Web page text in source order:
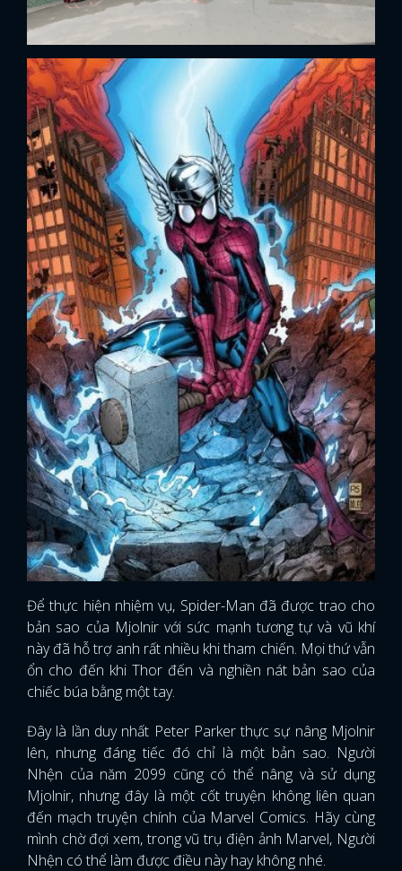
Để thực hiện nhiệm vụ, Spider-Man đã được trao cho
bản sao của Mjolnir với sức mạnh tương tự và vũ khí
này đã hỗ trợ anh rất nhiều khi tham chiến. Mọi thứ vẫn
ổn cho đến khi Thor đến và nghiền nát bản sao của
chiếc búa bằng một tay.
Đây là lần duy nhất Peter Parker thực sự nâng Mjolnir
lên, nhưng đáng tiếc đó chỉ là một bản sao. Người
Nhện của năm 2099 cũng có thể nâng và sử dụng
Mjolnir, nhưng đây là một cốt truyện không liên quan
đến mạch truyện chính của Marvel Comics. Hãy cùng
mình chờ đợi xem, trong vũ trụ điện ảnh Marvel, Người
Nhện có thể làm được điều này hay không nhé.